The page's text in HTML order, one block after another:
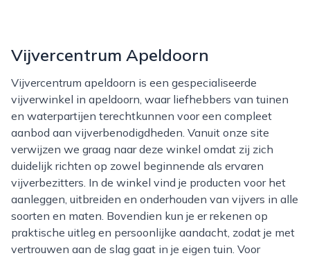
Vijvercentrum Apeldoorn
Vijvercentrum apeldoorn is een gespecialiseerde
vijverwinkel in apeldoorn, waar liefhebbers van tuinen
en waterpartijen terechtkunnen voor een compleet
aanbod aan vijverbenodigdheden. Vanuit onze site
verwijzen we graag naar deze winkel omdat zij zich
duidelijk richten op zowel beginnende als ervaren
vijverbezitters. In de winkel vind je producten voor het
aanleggen, uitbreiden en onderhouden van vijvers in alle
soorten en maten. Bovendien kun je er rekenen op
praktische uitleg en persoonlijke aandacht, zodat je met
vertrouwen aan de slag gaat in je eigen tuin. Voor